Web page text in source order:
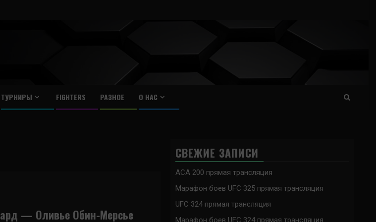
ТУРНИРЫ FIGHTERS РАЗНОЕ О НАС
— Оливье Обин-Мерсье
СВЕЖИЕ ЗАПИСИ
ACA 200 прямая трансляция
Марафон боев UFC 325 прямая трансляция
UFC 324 прямая трансляция
Марафон боев UFC 324 прямая трансляция